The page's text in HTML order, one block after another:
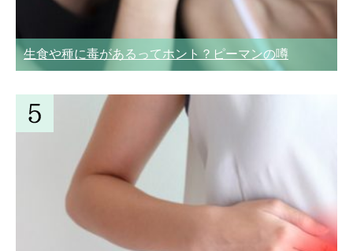
生食や種に毒があるってホント？ピーマンの噂